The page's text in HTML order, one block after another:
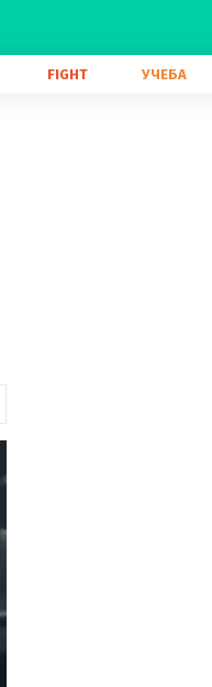
FIGHT УЧЕБА